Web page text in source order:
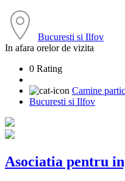
Bucuresti si Ilfov
In afara orelor de vizita
0 Rating
Camine
Bucuresti si Ilfov
Asociatia pentru